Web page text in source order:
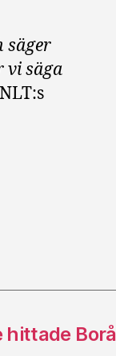
säger
vi säga
hittade